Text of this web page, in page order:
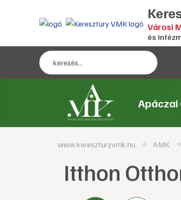
Városi
és
Apáczai
www.kereszturyvmk.hu AMK
Itthon